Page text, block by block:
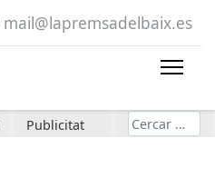
mail@lapremsadelbaix.es
Publicitat Cerca